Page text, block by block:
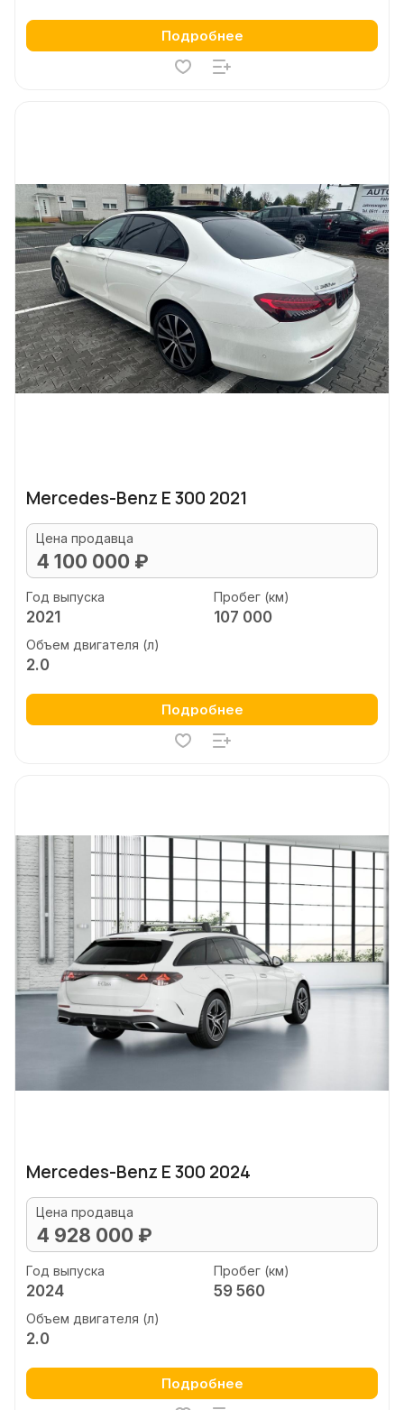
Подробнее
Mercedes-Benz E 300 2021
Цена продавца
4 100 000 ₽
Год выпуска
2021
Пробег (км)
107 000
Объем двигателя (л)
2.0
Подробнее
Mercedes-Benz E 300 2024
Цена продавца
4 928 000 ₽
Год выпуска
2024
Пробег (км)
59 560
Объем двигателя (л)
2.0
Подробнее